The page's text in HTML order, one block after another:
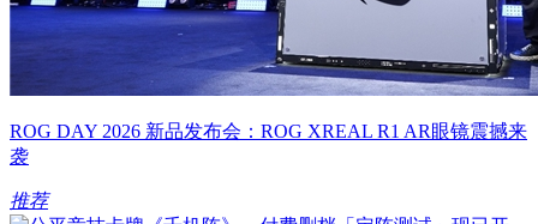
ROG DAY 2026 新品发布会：ROG XREAL R1 AR眼镜震撼来
袭
推荐